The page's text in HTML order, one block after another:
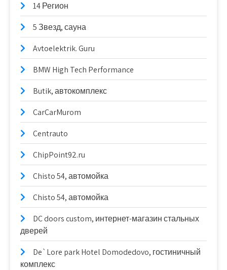
14 Регион
5 Звезд, сауна
Avtoelektrik. Guru
BMW High Tech Performance
Butik, автокомплекс
CarCarMurom
Centrauto
ChipPoint92.ru
Chisto 54, автомойка
Chisto 54, автомойка
DC doors custom, интернет-магазин стальных
дверей
De`Lore park Hotel Domodedovo, гостиничный
комплекс